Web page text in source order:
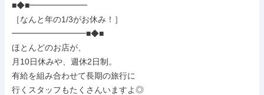
■◆■━━━━━━━
［なんと年の1/3がお休み！］
━━━━━━━━━■◆■
ほとんどのお店が、
月10日休みや、週休2日制。
有給を組み合わせて長期の旅行に
行くスタッフもたくさんいますよ◎